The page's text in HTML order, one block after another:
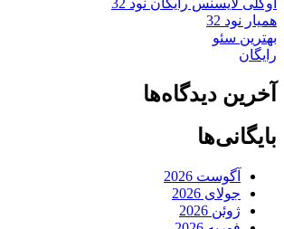
همیار نود 32
بهترین سئو
رایگان
آخرین دیدگاه‌ها
بایگانی‌ها
آگوست 2026
جولای 2026
ژوئن 2026